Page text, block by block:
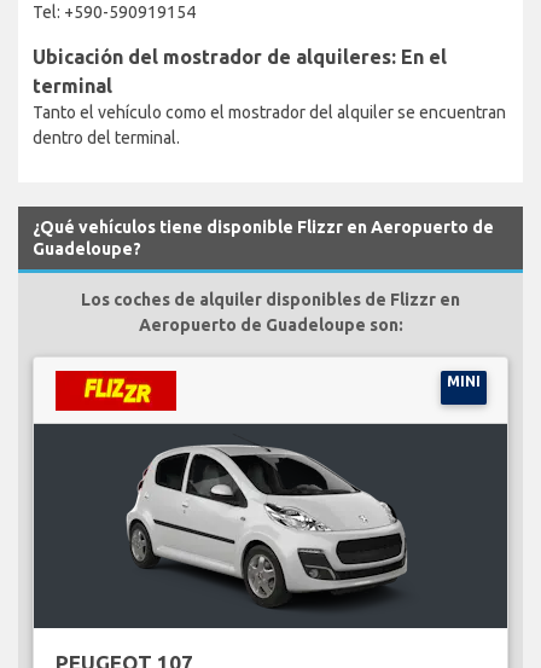
Tel: +590-590919154
Ubicación del mostrador de alquileres: En el
terminal
Tanto el vehículo como el mostrador del alquiler se encuentran
dentro del terminal.
¿Qué vehículos tiene disponible Flizzr en Aeropuerto de
Guadeloupe?
Los coches de alquiler disponibles de Flizzr en
Aeropuerto de Guadeloupe son:
MINI
PEUGEOT 107